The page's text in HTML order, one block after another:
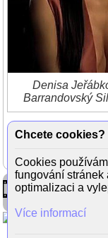
Denisa
Barrandovský
Chcete cookies?
Cookies
fungování stránek
optimalizaci a
Více informací